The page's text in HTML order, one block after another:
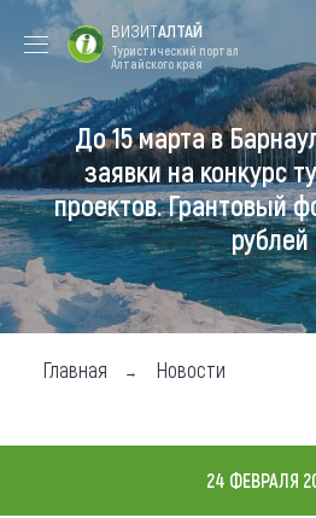
Форум VISIT
ALTAI
Цветение
маральника
Туры
Где побывать
Чем заняться
Где остановиться
ВИЗИТАЛТАЙ
Туристический портал
Алтайского края
До 15 марта в
заявки на конкурс
проектов. Грантовый
рублей
Главная Новости
24 ФЕВРАЛЯ